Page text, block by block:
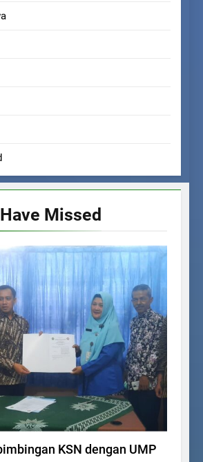
Missed
AGENDA SEKOLAH
KSN dengan UMP